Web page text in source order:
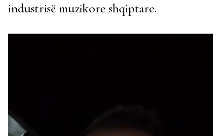
industrisë muzikore shqiptare.